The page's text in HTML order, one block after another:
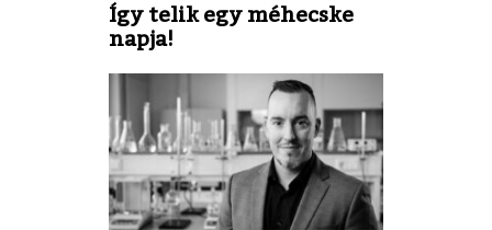
Így telik egy méhecske
napja!